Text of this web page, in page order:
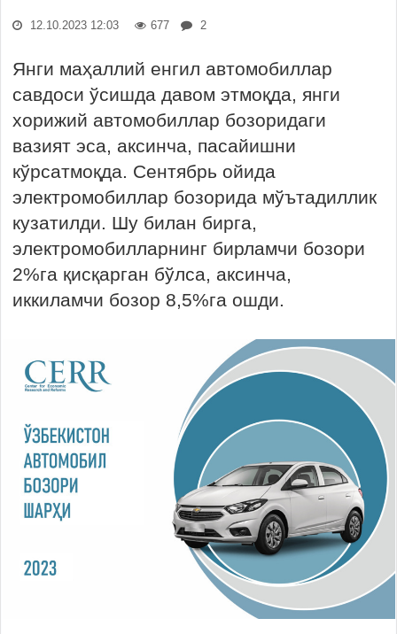
12.10.2023 12:03 677 2
Янги маҳаллий енгил автомобиллар
савдоси ўсишда давом этмоқда, янги
хорижий автомобиллар бозоридаги
вазият эса, аксинча, пасайишни
кўрсатмоқда. Сентябрь ойида
электромобиллар бозорида мўътадиллик
кузатилди. Шу билан бирга,
электромобилларнинг бирламчи бозори
2%га қисқарган бўлса, аксинча,
иккиламчи бозор 8,5%га ошди.